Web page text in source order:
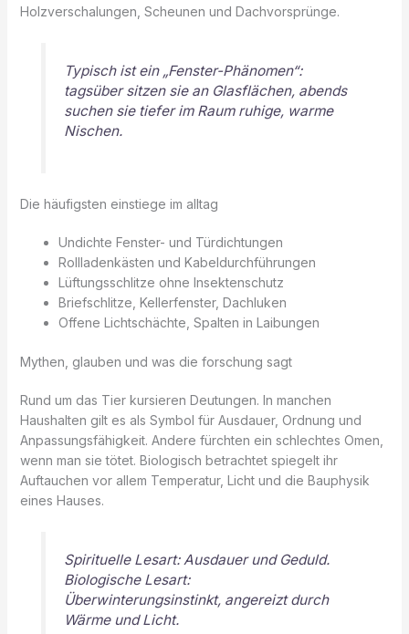
Holzverschalungen, Scheunen und Dachvorsprünge.
Typisch ist ein „Fenster-Phänomen“:
tagsüber sitzen sie an Glasflächen, abends
suchen sie tiefer im Raum ruhige, warme
Nischen.
Die häufigsten einstiege im alltag
Undichte Fenster- und Türdichtungen
Rollladenkästen und Kabeldurchführungen
Lüftungsschlitze ohne Insektenschutz
Briefschlitze, Kellerfenster, Dachluken
Offene Lichtschächte, Spalten in Laibungen
Mythen, glauben und was die forschung sagt
Rund um das Tier kursieren Deutungen. In manchen
Haushalten gilt es als Symbol für Ausdauer, Ordnung und
Anpassungsfähigkeit. Andere fürchten ein schlechtes Omen,
wenn man sie tötet. Biologisch betrachtet spiegelt ihr
Auftauchen vor allem Temperatur, Licht und die Bauphysik
eines Hauses.
Spirituelle Lesart: Ausdauer und Geduld.
Biologische Lesart:
Überwinterungsinstinkt, angereizt durch
Wärme und Licht.